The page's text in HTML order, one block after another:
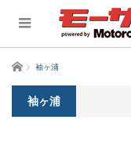
ホーム 袖ヶ浦
袖ヶ浦